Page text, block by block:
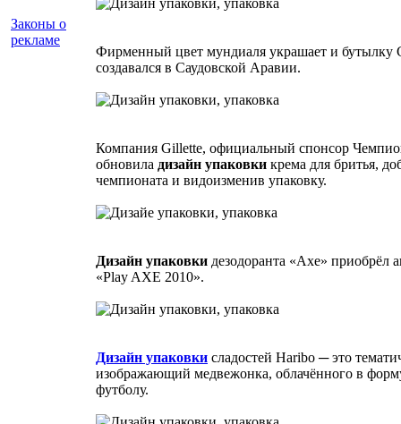
Законы о
рекламе
Фирменный цвет мундиаля украшает и бутылку
создавался в Саудовской Аравии.
Компания Gillette, официальный спонсор
обновила дизайн упаковки крема для бритья,
чемпионата и видоизменив упаковку.
Дизайн упаковки дезодоранта «Axe» приобрёл
«Play AXE 2010».
Дизайн упаковки сладостей Haribo ─ это
изображающий медвежонка, облачённого в
футболу.